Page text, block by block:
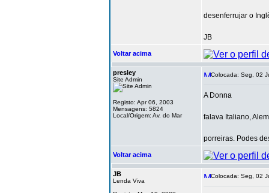
desenferrujar o
JB
Voltar acima
presley
Site Admin
Registo: Apr 06, 2003
Mensagens: 5824
Local/Origem: Av. do Mar
Colocada: Seg, 02
A Donna
falava Italiano,
porreiras. Podes
Voltar acima
JB
Lenda Viva
Colocada: Seg, 02